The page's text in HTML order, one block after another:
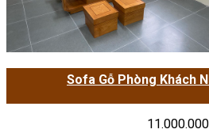
Sofa Gỗ Phòng Khách
11.000.000